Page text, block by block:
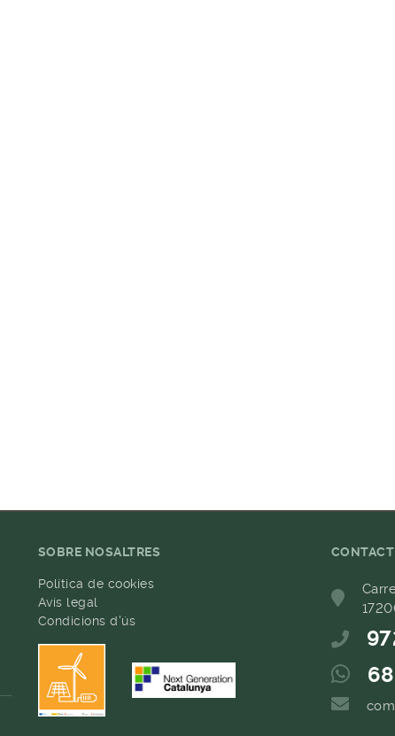
SOBRE NOSALTRES
Política de cookies
Avís legal
Condicions d'ús